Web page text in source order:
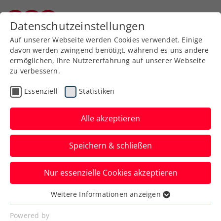
Zurück zur Newsübersicht
Turniere
Wimbledon: Ofner droht
frühes Duell mit
Titelverteidiger Alcaraz
Österreichs Topspieler eröffnet beim
Grand-Slam-Turnier in London zunächst
gegen Aleksandar Vukic.
Verfasst von: Manuel Wachta, 28.06.2024
Datenschutzeinstellungen
Auf unserer Webseite werden Cookies verwendet. Einige
davon werden zwingend benötigt, während es uns andere
ermöglichen, Ihre Nutzererfahrung auf unserer Webseite
zu verbessern.
Essenziell Statistiken
Alle akzeptieren
Speichern & schließen
Nur essenzielle Cookies akzeptieren
Essenziell
Essenzielle Cookies werden für grundlegende
Weitere Informationen anzeigen
Powered by